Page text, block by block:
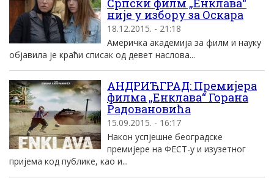
Српски филм „Енклава“
није у избору за Оскара
18.12.2015. - 21:18
Америчка академија за филм и науку
објавила је краћи списак од девет наслова...
АНДРИЋГРАД: Премијера
филма „Енклава“ Горана
Радовановића
15.09.2015. - 16:17
Након успјешне београдске
премијере на ФЕСТ-у и изузетног
пријема код публике, као и...